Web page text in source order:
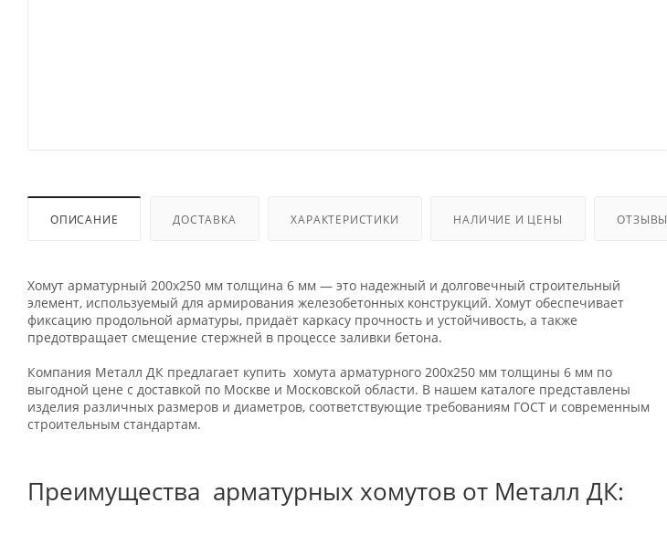
ОПИСАНИЕ ДОСТАВКА ХАРАКТЕРИСТИКИ НАЛИЧИЕ И ЦЕНЫ ОТЗЫВЫ
Хомут арматурный 200х250 мм толщина 6 мм — это надежный и долговечный строительный
элемент, используемый для армирования железобетонных конструкций. Хомут обеспечивает
фиксацию продольной арматуры, придаёт каркасу прочность и устойчивость, а также
предотвращает смещение стержней в процессе заливки бетона.
Компания Металл ДК предлагает купить хомута арматурного 200х250 мм толщины 6 мм по
выгодной цене с доставкой по Москве и Московской области. В нашем каталоге представлены
изделия различных размеров и диаметров, соответствующие требованиям ГОСТ и современным
строительным стандартам.
Преимущества арматурных хомутов от Металл ДК: